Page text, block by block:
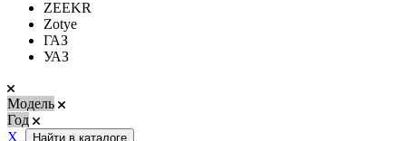
ZEEKR
Zotye
ГАЗ
УАЗ
Модель
Год
Х
Найти в каталоге